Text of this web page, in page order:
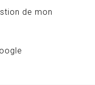
de mon